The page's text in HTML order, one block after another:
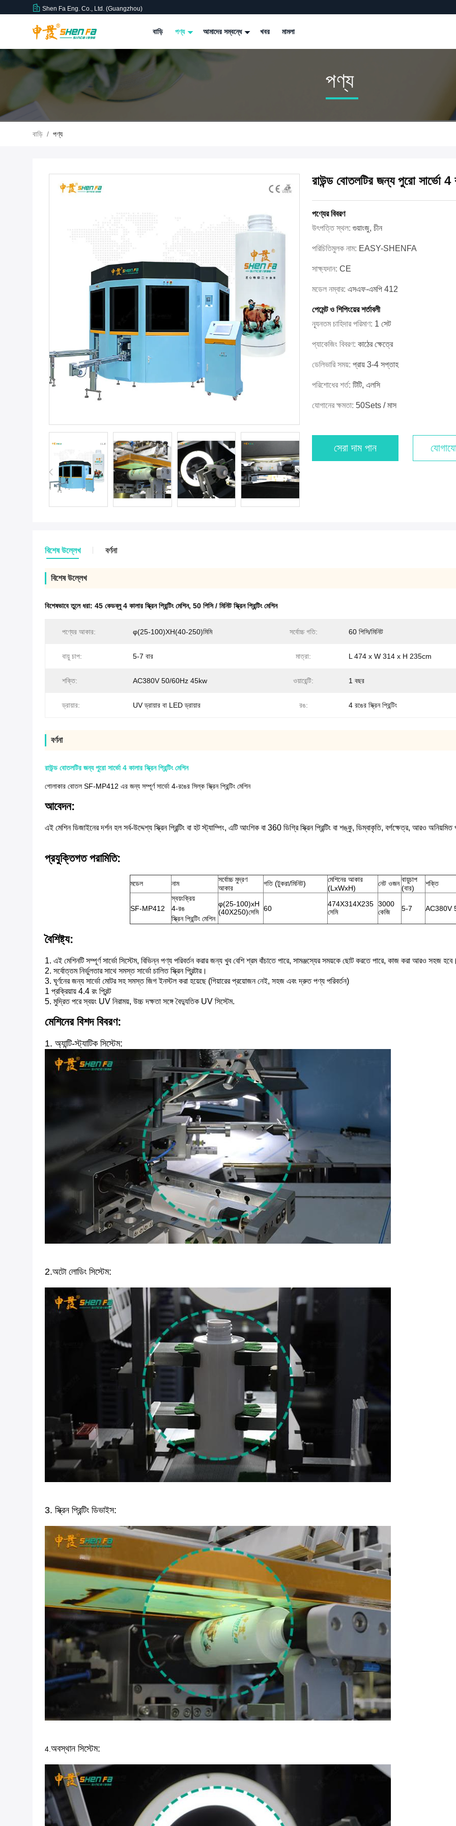
Shen Fa Eng. Co., Ltd. (Guangzhou)
বাড়ি পণ্য আমাদের সম্বন্ধে খবর মামলা
পণ্য
বাড়ি / পণ্য
রাউন্ড বোতলটির জন্য পুরো সার্ভো 4
পণ্যের বিবরণ
উৎপত্তি স্থল: গুয়াংজু, চীন
পরিচিতিমুলক নাম: EASY-SHENFA
সাক্ষ্যদান: CE
মডেল নম্বার: এসএফ-এমপি 412
পেমেন্ট ও শিপিংয়ের শর্তাবলী
ন্যূনতম চাহিদার পরিমাণ: 1 সেট
প্যাকেজিং বিবরণ: কাঠের ক্ষেত্রে
ডেলিভারি সময়: প্রায় 3-4 সপ্তাহ
পরিশোধের শর্ত: টিটি, এলসি
যোগানের ক্ষমতা: 50Sets / মাস
সেরা দাম পান
বিশেষ উল্লেখ বর্ণনা
বিশেষ উল্লেখ
বিশেষভাবে তুলে ধরা: 45 কেডব্লু 4 কালার স্ক্রিন প্রিন্টিং মেশিন, 50 পিসি / মিনিট স্ক্রিন প্রিন্টিং মেশিন
পণ্যের আকার: φ(25-100)XH(40-250)মিমি সর্বোচ্চ গতি: 60 পিসি/মিনিট
বায়ু চাপ: 5-7 বার মাত্রা: L 474 x W 314 x H 235cm
শক্তি: AC380V 50/60Hz 45kw ওয়ারেন্টি: 1 বছর
ড্রায়ার: UV ড্রায়ার বা LED ড্রায়ার রঙ: 4 রঙের স্ক্রিন প্রিন্টিং
বর্ণনা
রাউন্ড বোতলটির জন্য পুরো সার্ভো 4 কালার স্ক্রিন প্রিন্টিং মেশিন
গোলাকার বোতল SF-MP412 এর জন্য সম্পূর্ণ সার্ভো 4-রঙের সিল্ক স্ক্রিন প্রিন্টিং মেশিন
আবেদন:
এই মেশিন ডিজাইনের দর্শন হল সর্ব-উদ্দেশ্য স্ক্রিন প্রিন্টিং বা হট স্ট্যাম্পিং, এটি আংশিক বা 360 ডিগ্রি স্ক্রিন প্রিন্টিং বা শঙ্কু, ডিম্বাকৃতি, বর্গক্ষেত্র, আরও
প্রযুক্তিগত পরামিতি:
মডেল নাম
সর্বোচ্চ মুদ্রণ
আকার
গতি (টুকরা/মিনিট)
মেশিনের আকার
(LxWxH)
নেট ওজন বায়ুচাপ
(বার)
শক্তি
SF-MP412
স্বয়ংক্রিয়
4-রঙ
স্ক্রিন প্রিন্টিং মেশিন
φ(25-100)xH
(40X250)সেমি
60
474X314X235
সেমি
3000
কেজি
5-7 AC380V
বৈশিষ্ট্য:
1. এই মেশিনটি সম্পূর্ণ সার্ভো সিস্টেম, বিভিন্ন পণ্য পরিবর্তন করার জন্য খুব বেশি শ্রম বাঁচাতে পারে, সামঞ্জস্যের সময়কে ছোট করতে পারে, কাজ করা আরও সহজ
2. সর্বোত্তম নির্ভুলতার সাথে সমস্ত সার্ভো চালিত স্ক্রিন প্রিন্টার।
3. ঘূর্ণনের জন্য সার্ভো মোটর সহ সমস্ত জিগ ইনস্টল করা হয়েছে (গিয়ারের প্রয়োজন নেই, সহজ এবং দ্রুত পণ্য পরিবর্তন)
1 প্রক্রিয়ায় 4.4 রং প্রিন্ট
5. মুদ্রিত পরে স্বয়ং UV নিরাময়, উচ্চ দক্ষতা সঙ্গে বৈদ্যুতিক UV সিস্টেম.
মেশিনের বিশদ বিবরণ:
1. অ্যান্টি-স্ট্যাটিক সিস্টেম:
2.অটো লোডিং সিস্টেম:
3. স্ক্রিন প্রিন্টিং ডিভাইস:
4. অবস্থান সিস্টেম: